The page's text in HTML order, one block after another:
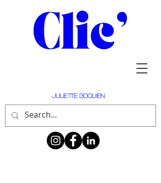
Juliette Boquien